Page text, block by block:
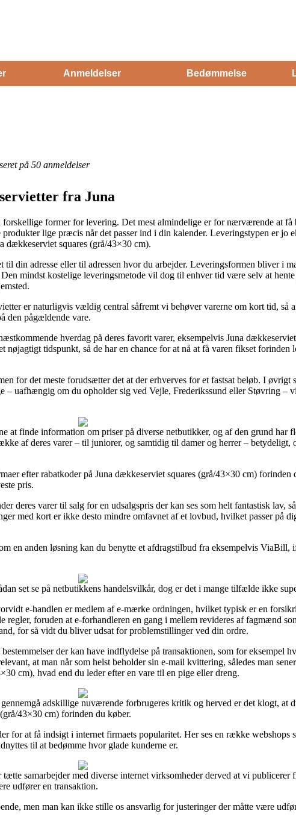
Anmeldelser Bedømmelse
på 50 anmeldelser
fra Juna
former for levering. Det mest almindelige er for nærværende at få
lige præcis når det passer ind i din kalender. Leveringstypen er jo
dækkeserviet squares (grå/43×30 cm).
din adresse eller til adressen hvor du arbejder. Leveringsformen bliver i
mindst kostelige leveringsmetode vil dog til enhver tid være selv at
er naturligvis vældig central såfremt vi behøver varerne om kort tid, så
den pågældende vare.
hverdag på deres favorit varer, eksempelvis Juna
nøjagtigt tidspunkt, så de har en chance for at nå at få varen fikset forinden
for det meste forudsætter det at der erhverves for et fastsat beløb. I øvrigt
– uafhængig om du opholder sig ved Vejle, Frederikssund eller Støvring –
at finde information om priser på diverse netbutikker, og af den grund har
af deres varer – til juniorer, og samtidig til damer og herrer – betydeligt,
efter rabatkoder på Juna dækkeserviet squares (grå/43×30 cm) forinden
pris.
deres varer til salg for en udsalgspris der kan ses som helt fantastisk lav,
med kort er ikke desto mindre omfavnet af et lovbud, hvilket passer på
en anden løsning kan du benytte et afdragstilbud fra eksempelvis ViaBill,
set se på netbutikkens handelsvilkår, dog er det i mange tilfælde ikke
e-handlen er medlem af e-mærke ordningen, hvilket typisk er en
regler, foruden at e-forhandleren en gang i mellem revideres af fagmænd
for så vidt du bliver udsat for problemstillinger ved din ordre.
der kan have indflydelse på transaktionen, som for eksempel
at man når som helst beholder sin e-mail kvittering, således man
cm), hvad end du leder efter en vare til en pige eller dreng.
adskillige nuværende forbrugeres kritik og herved er det klogt, at
43×30 cm) forinden du køber.
for at få indsigt i internet firmaets popularitet. Her ses en række webshops
til at bedømme hvor glade kunderne er.
samarbejder med diverse internet virksomheder derved at vi publicerer
udfører en transaktion.
men man kan ikke stille os ansvarlig for justeringer der måtte være